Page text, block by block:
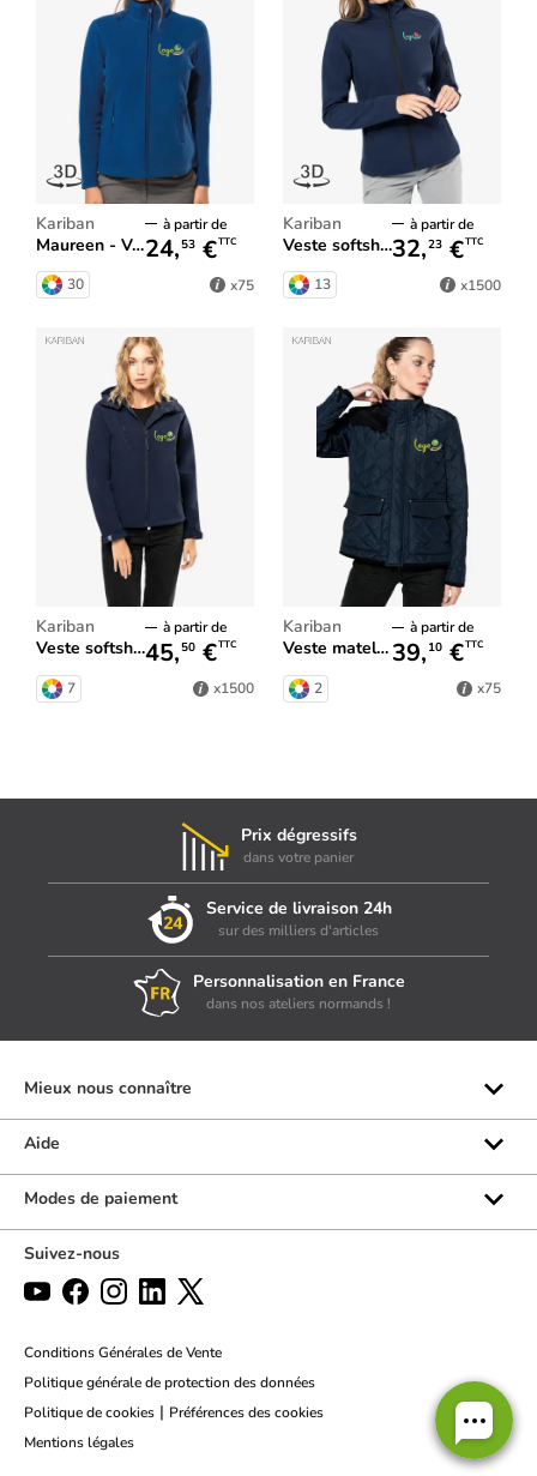
Kariban
Maureen - Veste micropolaire femme
à partir de
24,53 €TTC
30 x75
Kariban
Veste softshell femme
à partir de
32,23 €TTC
13 x1500
Kariban
Veste softshell à capuche femme
à partir de
45,50 €TTC
7 x1500
Kariban
Veste matelassée femme
à partir de
39, 10 €TTC
2 x75
Prix dégressifs
dans votre panier
Service de livraison 24h
sur des milliers d'articles
Personnalisation en France
dans nos ateliers normands !
Mieux nous connaître
Qui sommes-nous ?
Les marques
Aide
Rubrique d'aide
Formulaire de contact
Par chat
Politique des retours
Modes de paiement
Suivez-nous
Conditions Générales de Vente
Politique générale de protection des données
Politique de cookies | Préférences des cookies
Mentions légales